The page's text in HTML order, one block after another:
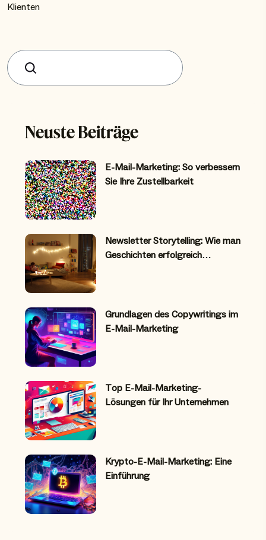
Klienten
Suchen
Neuste Beiträge
E-Mail-Marketing: So verbessern
Sie Ihre Zustellbarkeit
Newsletter Storytelling: Wie man
Geschichten erfolgreich…
Grundlagen des Copywritings im
E-Mail-Marketing
Top E-Mail-Marketing-
Lösungen für Ihr Unternehmen
Krypto-E-Mail-Marketing: Eine
Einführung